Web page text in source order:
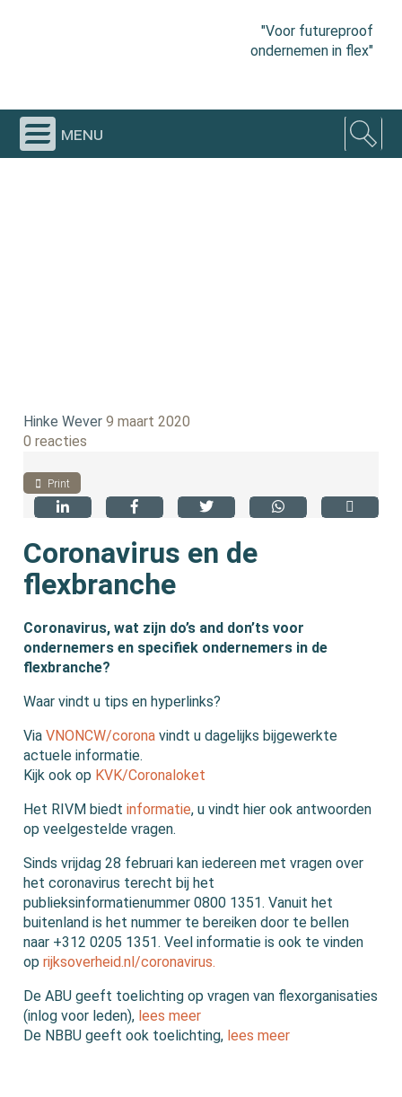
"Voor futureproof
ondernemen in flex"
menu
Hinke Wever 9 maart 2020
0 reacties
Print
Coronavirus en de
flexbranche
Coronavirus, wat zijn do’s and don’ts voor
ondernemers en specifiek ondernemers in de
flexbranche?
Waar vindt u tips en hyperlinks?
ViaVNONCW/corona vindt u dagelijks bijgewerkte
actuele informatie.
Kijk ook op KVK/Coronaloket
Het RIVM biedtinformatie, u vindt hier ook antwoorden
op veelgestelde vragen.
Sinds vrijdag 28 februari kan iedereen met vragen over
het coronavirus terecht bij het
publieksinformatienummer 0800 1351. Vanuit het
buitenland is het nummer te bereiken door te bellen
naar +312 0205 1351. Veel informatie is ook te vinden
oprijksoverheid.nl/coronavirus.
De ABU geeft toelichting op vragen van flexorganisaties
(inlog voor leden), lees meer
De NBBU geeft ook toelichting, lees meer